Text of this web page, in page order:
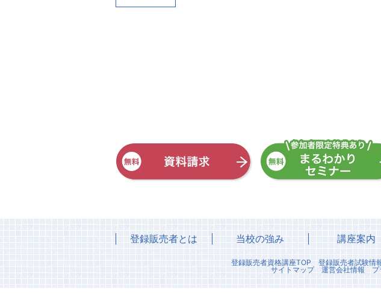
登録販売者とは 当校の強み 講座案内
登録販売者資格講座TOP 登録販売者試験情
サイトマップ
運営会社情報 プ